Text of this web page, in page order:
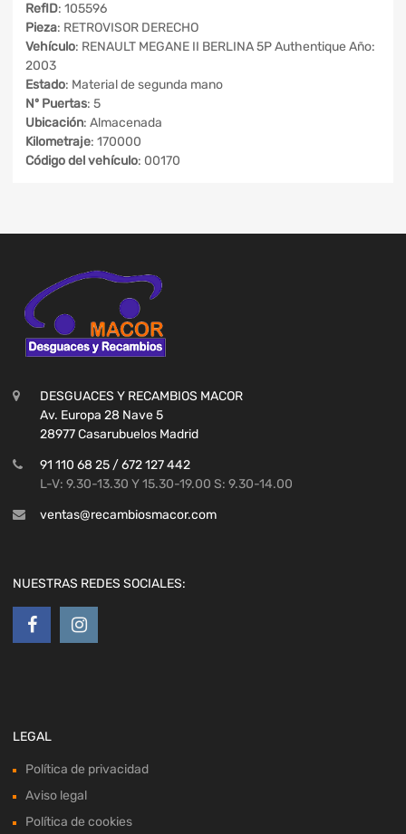
RefID: 105596
Pieza: RETROVISOR DERECHO
Vehículo: RENAULT MEGANE II BERLINA 5P Authentique Año:
2003
Estado: Material de segunda mano
Nº Puertas: 5
Ubicación: Almacenada
Kilometraje: 170000
Código del vehículo: 00170
DESGUACES Y RECAMBIOS MACOR
Av. Europa 28 Nave 5
28977 Casarubuelos Madrid
91 110 68 25 / 672 127 442
L-V: 9.30-13.30 Y 15.30-19.00 S: 9.30-14.00
ventas@recambiosmacor.com
NUESTRAS REDES SOCIALES:
LEGAL
Política de privacidad
Aviso legal
Política de cookies